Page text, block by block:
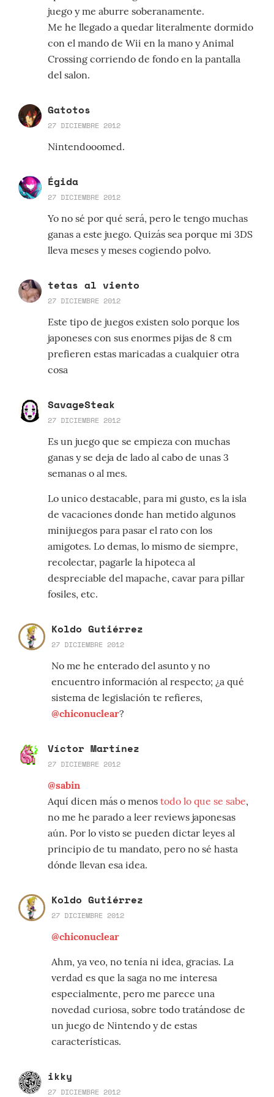
juego y me aburre soberanamente.
Me he llegado a quedar literalmente dormido
con el mando de Wii en la mano y Animal
Crossing corriendo de fondo en la pantalla
del salon.
Gatotos
27 DICIEMBRE 2012
Nintendooomed.
Égida
27 DICIEMBRE 2012
Yo no sé por qué será, pero le tengo muchas
ganas a este juego. Quizás sea porque mi 3DS
lleva meses y meses cogiendo polvo.
tetas al viento
27 DICIEMBRE 2012
Este tipo de juegos existen solo porque los
japoneses con sus enormes pijas de 8 cm
prefieren estas maricadas a cualquier otra
cosa
SavageSteak
27 DICIEMBRE 2012
Es un juego que se empieza con muchas
ganas y se deja de lado al cabo de unas 3
semanas o al mes.
Lo unico destacable, para mi gusto, es la isla
de vacaciones donde han metido algunos
minijuegos para pasar el rato con los
amigotes. Lo demas, lo mismo de siempre,
recolectar, pagarle la hipoteca al
despreciable del mapache, cavar para pillar
fosiles, etc.
Koldo Gutiérrez
27 DICIEMBRE 2012
No me he enterado del asunto y no
encuentro información al respecto; ¿a qué
sistema de legislación te refieres,
@chiconuclear?
Víctor Martínez
27 DICIEMBRE 2012
@sabin
Aquí dicen más o menos todo lo que se sabe,
no me he parado a leer reviews japonesas
aún. Por lo visto se pueden dictar leyes al
principio de tu mandato, pero no sé hasta
dónde llevan esa idea.
Koldo Gutiérrez
27 DICIEMBRE 2012
@chiconuclear
Ahm, ya veo, no tenía ni idea, gracias. La
verdad es que la saga no me interesa
especialmente, pero me parece una
novedad curiosa, sobre todo tratándose de
un juego de Nintendo y de estas
características.
ikky
27 DICIEMBRE 2012